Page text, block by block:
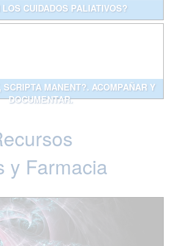
CUIDADOS PALIATIVOS?
MANENT?. ACOMPAÑAR Y
DOCUMENTAR.
y Farmacia